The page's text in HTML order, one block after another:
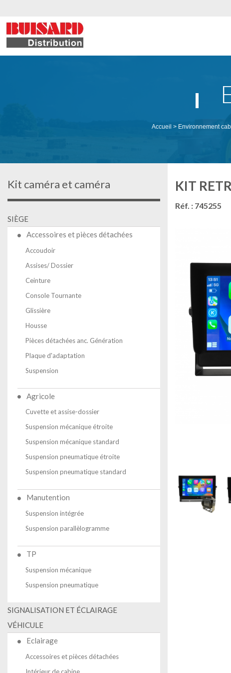
Accueil > Environnement
Kit caméra et caméra
SIÈGE
Accessoires et pièces détachées
Accoudoir
Assises/ Dossier
Ceinture
Console Tournante
Glissière
Housse
Pièces détachées anc. Génération
Plaque d'adaptation
Suspension
Agricole
Cuvette et assise-dossier
Suspension mécanique étroite
Suspension mécanique standard
Suspension pneumatique étroite
Suspension pneumatique standard
Manutention
Suspension intégrée
Suspension parallèlogramme
TP
Suspension mécanique
Suspension pneumatique
SIGNALISATION ET ÉCLAIRAGE
VÉHICULE
Eclairage
Accessoires et pièces détachées
Intérieur de cabine
KIT
Réf. : 745255